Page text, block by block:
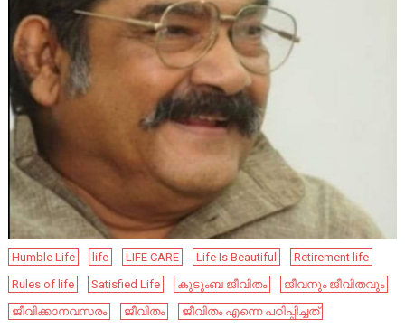
Humble Life life LIFE CARE Life Is Beautiful
Retirement life
Rules of life
Satisfied Life കുടുംബ ജീവിതം
ജീവനും ജീവിതവും
ജീവിക്കാനവസരം
ജീവിതം ജീവിതം എന്നെ പഠിപ്പിച്ചത്